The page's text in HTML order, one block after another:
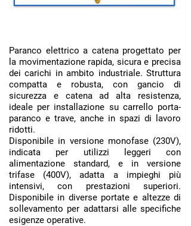
Paranco elettrico a catena progettato per
la movimentazione rapida, sicura e precisa
dei carichi in ambito industriale. Struttura
compatta e robusta, con gancio di
sicurezza e catena ad alta resistenza,
ideale per installazione su carrello porta-
paranco e trave, anche in spazi di lavoro
ridotti.
Disponibile in versione monofase (230V),
indicata per utilizzi leggeri con
alimentazione standard, e in versione
trifase (400V), adatta a impieghi più
intensivi, con prestazioni superiori.
Disponibile in diverse portate e altezze di
sollevamento per adattarsi alle specifiche
esigenze operative.